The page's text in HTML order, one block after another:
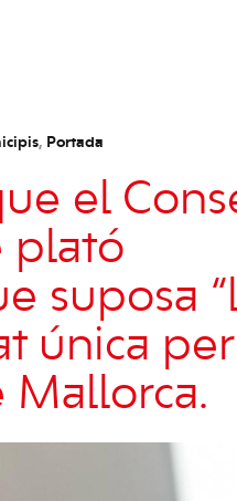
, Portada
el
plató
suposa
única per
Mallorca.